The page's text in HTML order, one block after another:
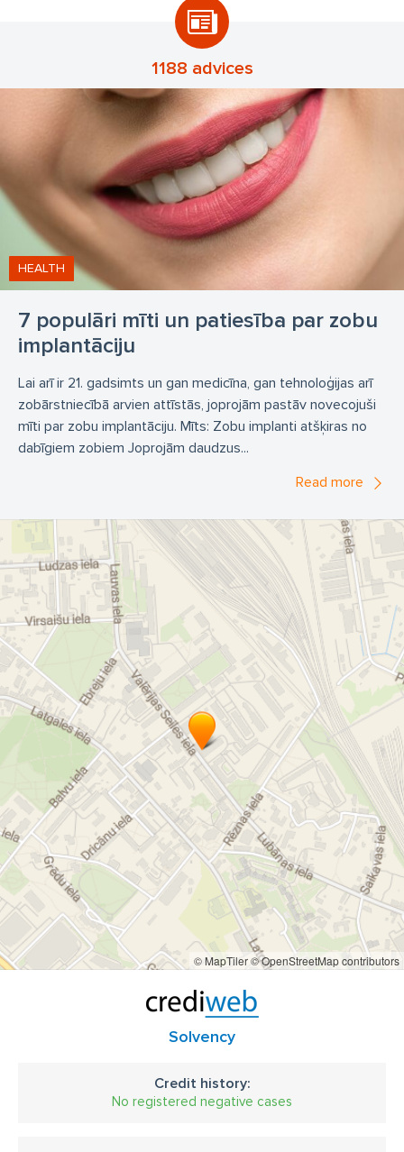
1188 advices
7 populāri mīti un patiesība par zobu
implantāciju
HEALTH
Lai arī ir 21. gadsimts un gan medicīna, gan tehnoloģijas arī
zobārstniecībā arvien attīstās, joprojām pastāv novecojuši
mīti par zobu implantāciju. Mīts: Zobu implanti atšķiras no
dabīgiem zobiem Joprojām daudzus...
Read more
© MapTiler© OpenStreetMap contributors
Solvency
Credit history:
No registered negative cases